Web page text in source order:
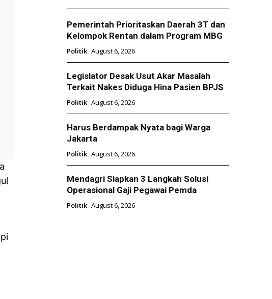
Pemerintah Prioritaskan Daerah 3T dan
Kelompok Rentan dalam Program MBG
Politik August 6, 2026
Legislator Desak Usut Akar Masalah
Terkait Nakes Diduga Hina Pasien BPJS
Politik August 6, 2026
Harus Berdampak Nyata bagi Warga
Jakarta
Politik August 6, 2026
Mendagri Siapkan 3 Langkah Solusi
Operasional Gaji Pegawai Pemda
Politik August 6, 2026